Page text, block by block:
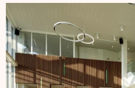
eigenlijk
mee
in
de